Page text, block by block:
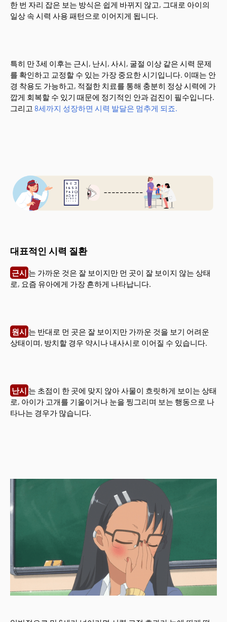
한 번 자리 잡은 보는 방식은 쉽게 바뀌지 않고, 그대로 아이의
일상 속 시력 사용 패턴으로 이어지게 됩니다.
특히 만 3세 이후는 근시, 난시, 사시, 굴절 이상 같은 시력 문제
를 확인하고 교정할 수 있는 가장 중요한 시기입니다. 이때는 안
경 착용도 가능하고, 적절한 치료를 통해 충분히 정상 시력에 가
깝게 회복할 수 있기 때문에 정기적인 안과 검진이 필수입니다.
그리고 8세까지 성장하면 시력 발달은 멈추게 되죠.
대표적인 시력 질환
근시 는 가까운 것은 잘 보이지만 먼 곳이 잘 보이지 않는 상태
로, 요즘 유아에게 가장 흔하게 나타납니다.
원시 는 반대로 먼 곳은 잘 보이지만 가까운 것을 보기 어려운
상태이며, 방치할 경우 약시나 내사시로 이어질 수 있습니다.
난시 는 초점이 한 곳에 맞지 않아 사물이 흐릿하게 보이는 상태
로, 아이가 고개를 기울이거나 눈을 찡그리며 보는 행동으로 나
타나는 경우가 많습니다.